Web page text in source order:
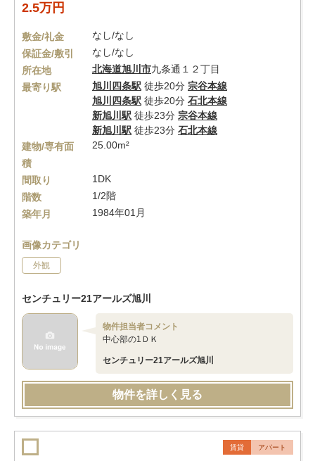
2.5万円
敷金/礼金
なし/なし
保証金/敷引
なし/なし
所在地
北海道旭川市九条通１２丁目
最寄り駅
旭川四条駅 徒歩20分 宗谷本線
旭川四条駅 徒歩20分 石北本線
新旭川駅 徒歩23分 宗谷本線
新旭川駅 徒歩23分 石北本線
建物/専有面
積
25.00m²
間取り
1DK
階数
1/2階
築年月
1984年01月
画像カテゴリ
外観
センチュリー21アールズ旭川
物件担当者コメント
中心部の1ＤＫ
センチュリー21アールズ旭川
物件を詳しく見る
賃貸 アパート